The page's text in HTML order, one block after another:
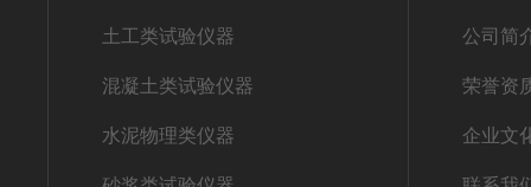
土工类试验仪器
混凝土类试验仪器
水泥物理类仪器
公司简
荣誉资
企业文